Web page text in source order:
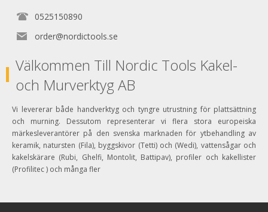
0525150890
order@nordictools.se
Välkommen Till Nordic Tools Kakel-
och Murverktyg AB
Vi levererar både handverktyg och tyngre utrustning för plattsättning
och murning. Dessutom representerar vi flera stora europeiska
märkesleverantörer på den svenska marknaden för ytbehandling av
keramik, natursten (Fila), byggskivor (Tetti) och (Wedi), vattensågar och
kakelskärare (Rubi, Ghelfi, Montolit, Battipav), profiler och kakellister
(Profilitec ) och många fler